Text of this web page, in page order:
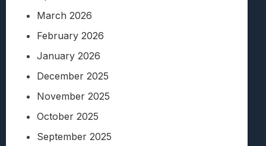
March 2026
February 2026
January 2026
December 2025
November 2025
October 2025
September 2025